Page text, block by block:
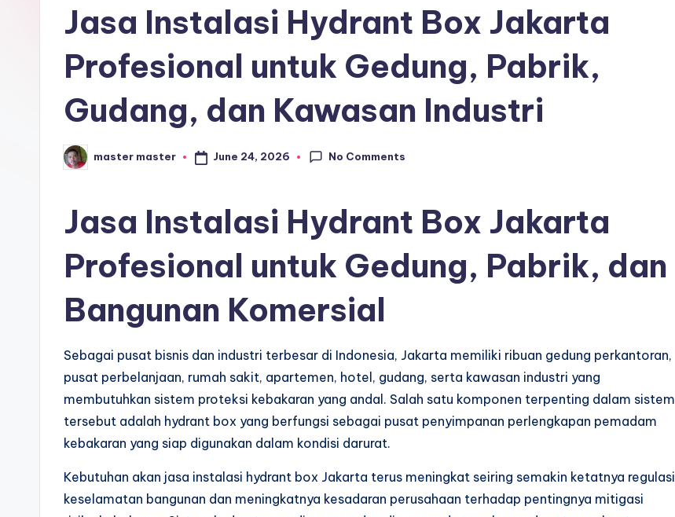
Jasa Instalasi Hydrant Box Jakarta
Profesional untuk Gedung, Pabrik,
Gudang, dan Kawasan Industri
Posted
by
master master June 24, 2026 No Comments
Jasa Instalasi Hydrant Box Jakarta
Profesional untuk Gedung, Pabrik, dan
Bangunan Komersial
Sebagai pusat bisnis dan industri terbesar di Indonesia, Jakarta memiliki ribuan gedung perkantoran,
pusat perbelanjaan, rumah sakit, apartemen, hotel, gudang, serta kawasan industri yang
membutuhkan sistem proteksi kebakaran yang andal. Salah satu komponen terpenting dalam sistem
tersebut adalah hydrant box yang berfungsi sebagai pusat penyimpanan perlengkapan pemadam
kebakaran yang siap digunakan dalam kondisi darurat.
Kebutuhan akan jasa instalasi hydrant box Jakarta terus meningkat seiring semakin ketatnya regulasi
keselamatan bangunan dan meningkatnya kesadaran perusahaan terhadap pentingnya mitigasi